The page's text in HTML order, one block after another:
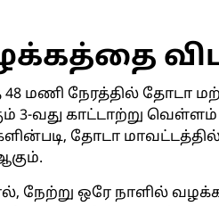
48 மணி நேரத்தில் தோடா
3-வது காட்டாற்று
தோடா
நேற்று ஒரே நாளில்